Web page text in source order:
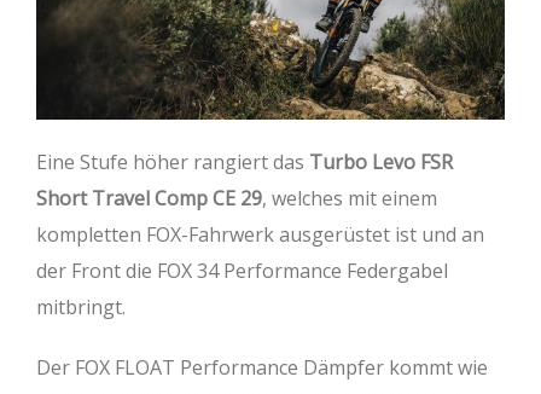
Eine Stufe höher rangiert das Turbo Levo FSR
Short Travel Comp CE 29, welches mit einem
kompletten FOX-Fahrwerk ausgerüstet ist und an
der Front die FOX 34 Performance Federgabel
mitbringt.
Der FOX FLOAT Performance Dämpfer kommt wie